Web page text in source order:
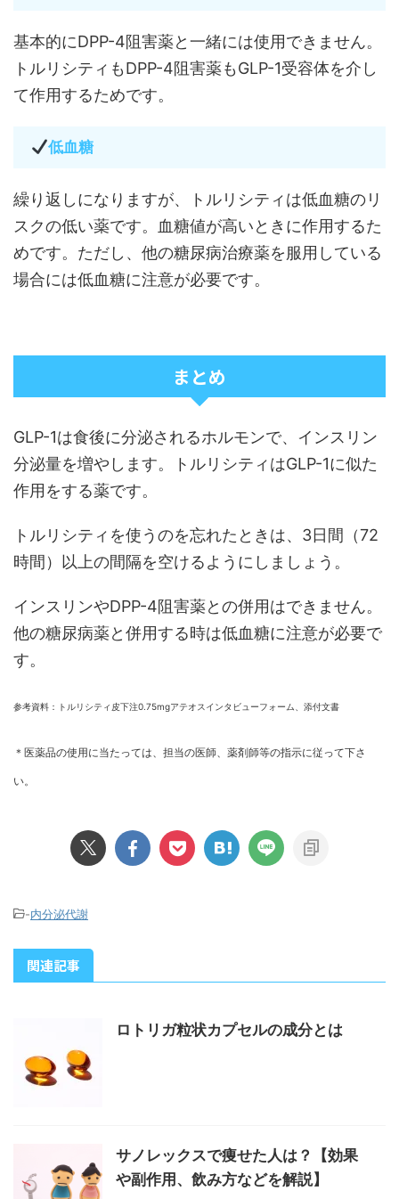
基本的にDPP-4阻害薬と一緒には使用できません。
トルリシティもDPP-4阻害薬もGLP-1受容体を介し
て作用するためです。
低血糖
繰り返しになりますが、トルリシティは低血糖のリ
スクの低い薬です。血糖値が高いときに作用するた
めです。ただし、他の糖尿病治療薬を服用している
場合には低血糖に注意が必要です。
まとめ
GLP-1は食後に分泌されるホルモンで、インスリン
分泌量を増やします。トルリシティはGLP-1に似た
作用をする薬です。
トルリシティを使うのを忘れたときは、3日間（72
時間）以上の間隔を空けるようにしましょう。
インスリンやDPP-4阻害薬との併用はできません。
他の糖尿病薬と併用する時は低血糖に注意が必要で
す。
参考資料：トルリシティ皮下注0.75mgアテオスインタビューフォーム、添付文書
＊医薬品の使用に当たっては、担当の医師、薬剤師等の指示に従って下さ
い。
-内分泌代謝
関連記事
ロトリガ粒状カプセルの成分とは
サノレックスで痩せた人は？【効果
や副作用、飲み方などを解説】